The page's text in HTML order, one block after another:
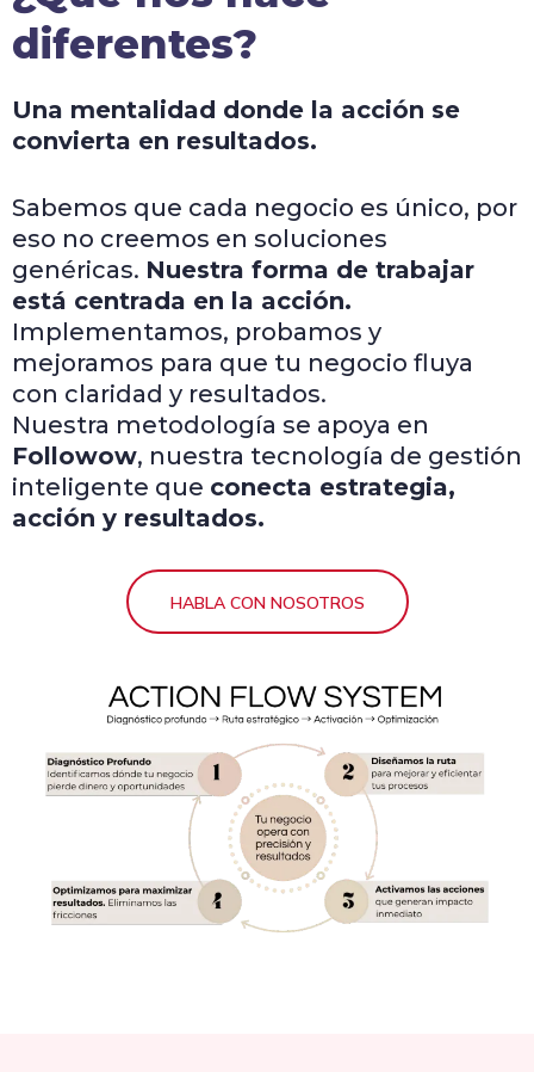
diferentes?
Una mentalidad donde la acción se
convierta en resultados.
Sabemos que cada negocio es único, por
eso no creemos en soluciones
genéricas. Nuestra forma de trabajar
está centrada en la acción.
Implementamos, probamos y
mejoramos para que tu negocio fluya
con claridad y resultados.
Nuestra metodología se apoya en
Followow, nuestra tecnología de gestión
inteligente que conecta estrategia,
acción y resultados.
HABLA CON NOSOTROS